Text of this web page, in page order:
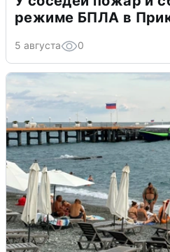
режиме БПЛА в
5 августа 0